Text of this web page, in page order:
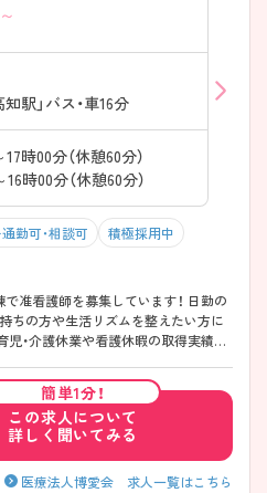
駅」バス・車16分
17時00分（休憩60分）
16時00分（休憩60分）
勤可・相談可 積極採用中
准看護師を募集しています！ 日勤の
ちの方や生活リズムを整えたい方に
・介護休業や看護休暇の取得実績に
トをお伝えしますのでご連絡くださ
簡単1分！
この求人について
詳しく聞いてみる
医療法人博愛会 求人一覧はこちら